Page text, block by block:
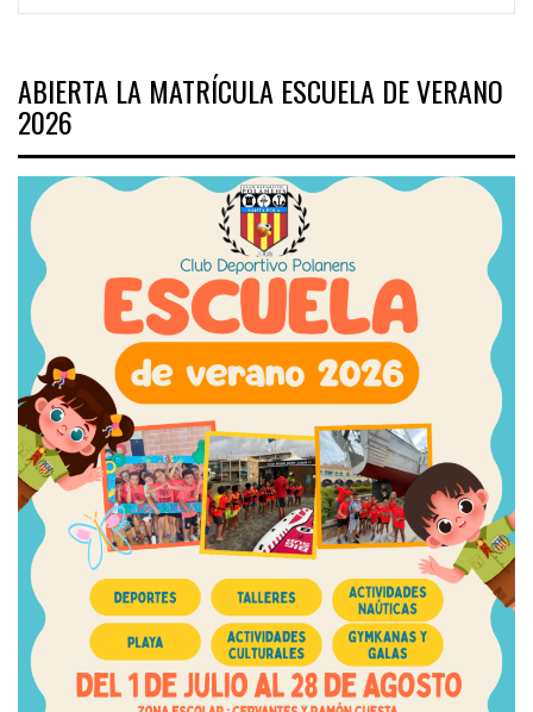
ABIERTA LA MATRÍCULA ESCUELA DE VERANO
2026